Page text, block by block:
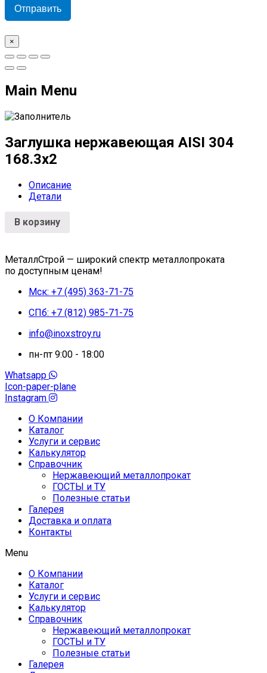
Отправить
×
Main Menu
Заглушка нержавеющая AISI 304
168.3х2
Описание
Детали
В корзину
МеталлСтрой — широкий спектр металлопроката
по доступным ценам!
Мск: +7 (495) 363-71-75
СПб: +7 (812) 985-71-75
info@inoxstroy.ru
пн-пт 9:00 - 18:00
Whatsapp
Icon-paper-plane
Instagram
О Компании
Каталог
Услуги и сервис
Калькулятор
Справочник
Нержавеющий металлопрокат
ГОСТЫ и ТУ
Полезные статьи
Галерея
Доставка и оплата
Контакты
Menu
О Компании
Каталог
Услуги и сервис
Калькулятор
Справочник
Нержавеющий металлопрокат
ГОСТЫ и ТУ
Полезные статьи
Галерея